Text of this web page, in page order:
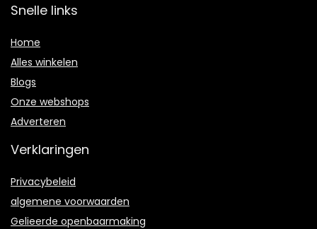
Snelle links
Home
Alles winkelen
Blogs
Onze webshops
Adverteren
Verklaringen
Privacybeleid
algemene voorwaarden
Gelieerde openbaarmaking